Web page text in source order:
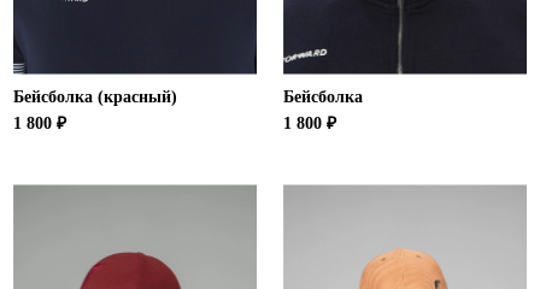
Бейсболка (красный)
1 800 ₽
Бейсболка
1 800 ₽